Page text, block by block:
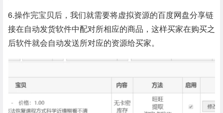
6.操作完宝贝后，我们就需要将虚拟资源的百度网盘分享链
接在自动发货软件中配对所相应的商品，这样买家在购买之
后软件就会自动发送所对应的资源给买家。